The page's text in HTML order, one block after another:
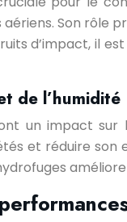
Son rôle
d’impact, il
de l’humidité
un impact
et réduire son